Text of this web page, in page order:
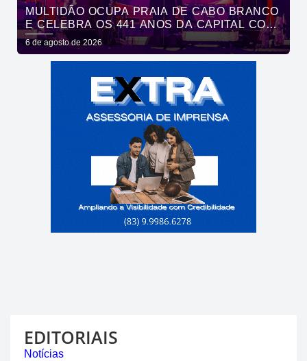
MULTIDÃO OCUPA PRAIA DE CABO BRANCO
E CELEBRA OS 441 ANOS DA CAPITAL COM
SHOWS DE ROUPA NOVA E FÁBIO JR
6 de agosto de 2026
EDITORIAIS
Notícias